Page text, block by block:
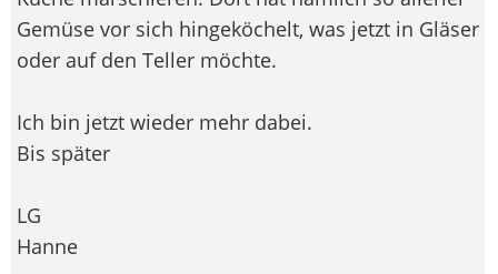
Gemüse vor sich hingeköchelt, was jetzt in Gläser
oder auf den Teller möchte.
Ich bin jetzt wieder mehr dabei.
Bis später
LG
Hanne